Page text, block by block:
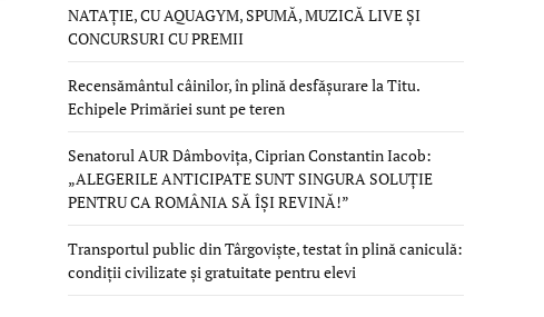
NATAȚIE, CU AQUAGYM, SPUMĂ, MUZICĂ LIVE ȘI
CONCURSURI CU PREMII
Recensământul câinilor, în plină desfășurare la Titu.
Echipele Primăriei sunt pe teren
Senatorul AUR Dâmbovița, Ciprian Constantin Iacob:
„ALEGERILE ANTICIPATE SUNT SINGURA SOLUȚIE
PENTRU CA ROMÂNIA SĂ ÎȘI REVINĂ!”
Transportul public din Târgoviște, testat în plină caniculă:
condiții civilizate și gratuitate pentru elevi